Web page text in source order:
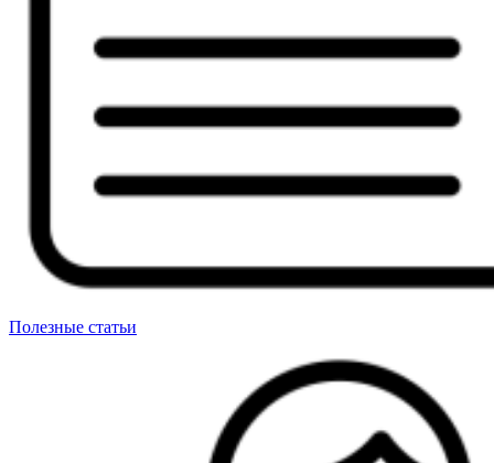
Полезные статьи